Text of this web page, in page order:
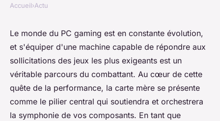
Quelles sont les meilleures
cartes mères X670?
alice•3 janvier 2024•2 min de lecture
Accueil›Actu
Le monde du PC gaming est en constante évolution,
et s'équiper d'une machine capable de répondre aux
sollicitations des jeux les plus exigeants est un
véritable parcours du combattant. Au cœur de cette
quête de la performance, la carte mère se présente
comme le pilier central qui soutiendra et orchestrera
la symphonie de vos composants. En tant que